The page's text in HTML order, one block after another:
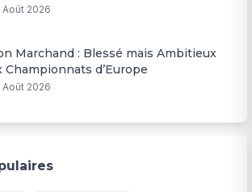
Août 2026
Marchand : Blessé mais Ambitieux
Championnats d’Europe
Août 2026